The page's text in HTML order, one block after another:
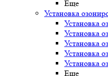
Еще
Установка
Установка
Установка
Установка
Установка
Установка
Еще